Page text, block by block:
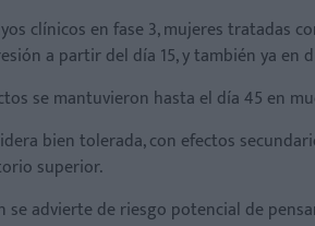
clínicos en fase 3, mujeres tratadas
a partir del día 15, y también ya en
se mantuvieron hasta el día 45 en
bien tolerada, con efectos
superior.
se advierte de riesgo potencial de